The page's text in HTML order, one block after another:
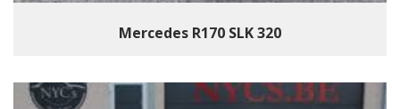
Mercedes R170 SLK 320